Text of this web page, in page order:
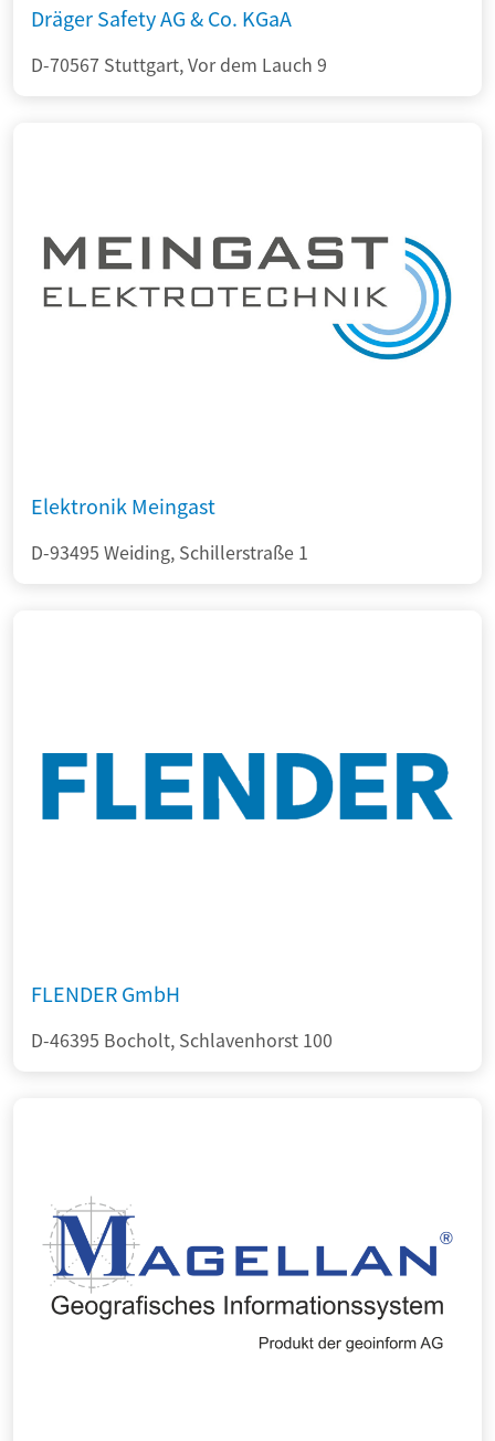
Dräger Safety AG & Co. KGaA
D-70567 Stuttgart, Vor dem Lauch 9
Elektronik Meingast
D-93495 Weiding, Schillerstraße 1
FLENDER GmbH
D-46395 Bocholt, Schlavenhorst 100